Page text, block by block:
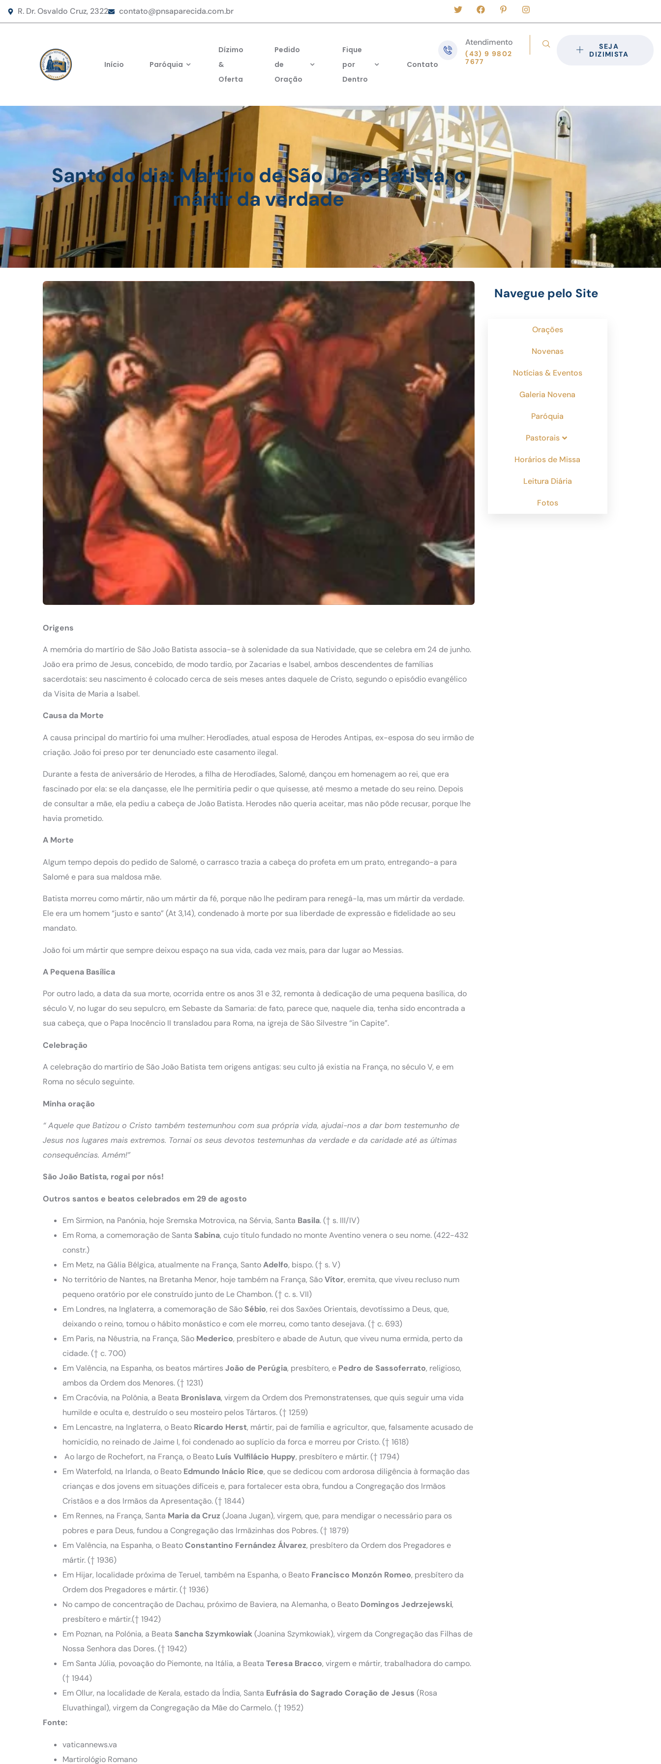
R. Dr. Osvaldo Cruz, 2322 contato@pnsaparecida.com.br
Início Paróquia
Dízimo
&
Oferta
Pedido
de
Oração
Fique
por
Dentro
Contato
Atendimento
(43) 9 9802
7677
SEJA
DIZIMISTA
Santo do dia: Martírio de São João Batista, o
mártir da verdade
Origens
A memória do martírio de São João Batista associa-se à solenidade da sua Natividade, que se celebra em 24 de junho.
João era primo de Jesus, concebido, de modo tardio, por Zacarias e Isabel, ambos descendentes de famílias
sacerdotais: seu nascimento é colocado cerca de seis meses antes daquele de Cristo, segundo o episódio evangélico
da Visita de Maria a Isabel.
Causa da Morte
A causa principal do martírio foi uma mulher: Herodíades, atual esposa de Herodes Antipas, ex-esposa do seu irmão de
criação. João foi preso por ter denunciado este casamento ilegal.
Durante a festa de aniversário de Herodes, a filha de Herodíades, Salomé, dançou em homenagem ao rei, que era
fascinado por ela: se ela dançasse, ele lhe permitiria pedir o que quisesse, até mesmo a metade do seu reino. Depois
de consultar a mãe, ela pediu a cabeça de João Batista. Herodes não queria aceitar, mas não pôde recusar, porque lhe
havia prometido.
A Morte
Algum tempo depois do pedido de Salomé, o carrasco trazia a cabeça do profeta em um prato, entregando-a para
Salomé e para sua maldosa mãe.
Batista morreu como mártir, não um mártir da fé, porque não lhe pediram para renegá-la, mas um mártir da verdade.
Ele era um homem “justo e santo” (At 3,14), condenado à morte por sua liberdade de expressão e fidelidade ao seu
mandato.
João foi um mártir que sempre deixou espaço na sua vida, cada vez mais, para dar lugar ao Messias.
A Pequena Basílica
Por outro lado, a data da sua morte, ocorrida entre os anos 31 e 32, remonta à dedicação de uma pequena basílica, do
século V, no lugar do seu sepulcro, em Sebaste da Samaria: de fato, parece que, naquele dia, tenha sido encontrada a
sua cabeça, que o Papa Inocêncio II transladou para Roma, na igreja de São Silvestre “in Capite”.
Celebração
A celebração do martírio de São João Batista tem origens antigas: seu culto já existia na França, no século V, e em
Roma no século seguinte.
Minha oração
“ Aquele que Batizou o Cristo também testemunhou com sua própria vida, ajudai-nos a dar bom testemunho de
Jesus nos lugares mais extremos. Tornai os seus devotos testemunhas da verdade e da caridade até as últimas
consequências. Amém!”
São João Batista, rogai por nós!
Outros santos e beatos celebrados em 29 de agosto
Em Sirmion, na Panónia, hoje Sremska Motrovica, na Sérvia, Santa Basila. († s. III/IV)
Em Roma, a comemoração de Santa Sabina, cujo título fundado no monte Aventino venera o seu nome. (422-432
constr.)
Em Metz, na Gália Bélgica, atualmente na França, SantoAdelfo, bispo. († s. V)
No território de Nantes, na Bretanha Menor, hoje também na França, SãoVítor, eremita, que viveu recluso num
pequeno oratório por ele construído junto de Le Chambon. († c. s. VII)
Em Londres, na Inglaterra, a comemoração de São Sébio, rei dos Saxões Orientais, devotíssimo a Deus, que,
deixando o reino, tomou o hábito monástico e com ele morreu, como tanto desejava. († c. 693)
Em Paris, na Nêustria, na França, São Mederico, presbítero e abade de Autun, que viveu numa ermida, perto da
cidade. († c. 700)
Em Valência, na Espanha, os beatos mártires João de Perúgia, presbítero, e Pedro de Sassoferrato, religioso,
ambos da Ordem dos Menores. († 1231)
Em Cracóvia, na Polônia, a Beata Bronislava, virgem da Ordem dos Premonstratenses, que quis seguir uma vida
humilde e oculta e, destruído o seu mosteiro pelos Tártaros. († 1259)
Em Lencastre, na Inglaterra, o Beato Ricardo Herst, mártir, pai de família e agricultor, que, falsamente acusado de
homicídio, no reinado de Jaime I, foi condenado ao suplício da forca e morreu por Cristo. († 1618)
Ao largo de Rochefort, na França, o Beato Luís Vulfilácio Huppy, presbítero e mártir. († 1794)
Em Waterfold, na Irlanda, o Beato Edmundo Inácio Rice, que se dedicou com ardorosa diligência à formação das
crianças e dos jovens em situações difíceis e, para fortalecer esta obra, fundou a Congregação dos Irmãos
Cristãos e a dos Irmãos da Apresentação. († 1844)
Em Rennes, na França, Santa Maria da Cruz (Joana Jugan), virgem, que, para mendigar o necessário para os
pobres e para Deus, fundou a Congregação das Irmãzinhas dos Pobres. († 1879)
Em Valência, na Espanha, o BeatoConstantino Fernández Álvarez, presbítero da Ordem dos Pregadores e
mártir. († 1936)
Em Hijar, localidade próxima de Teruel, também na Espanha, o Beato Francisco Monzón Romeo, presbítero da
Ordem dos Pregadores e mártir. († 1936)
No campo de concentração de Dachau, próximo de Baviera, na Alemanha, o Beato Domingos Jedrzejewski,
presbítero e mártir.(† 1942)
Em Poznan, na Polónia, a Beata Sancha Szymkowiak(Joanina Szymkowiak), virgem da Congregação das Filhas de
Nossa Senhora das Dores. († 1942)
Em Santa Júlia, povoação do Piemonte, na Itália, a Beata Teresa Bracco, virgem e mártir, trabalhadora do campo.
(† 1944)
Em Ollur, na localidade de Kerala, estado da Índia, Santa Eufrásia do Sagrado Coração de Jesus (Rosa
Eluvathingal), virgem da Congregação da Mãe do Carmelo. († 1952)
Fonte:
vaticannews.va
Martirológio Romano
Navegue pelo Site
Orações
Novenas
Notícias & Eventos
Galeria Novena
Paróquia
Pastorais
Horários de Missa
Leitura Diária
Fotos